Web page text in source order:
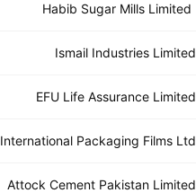
Habib Sugar Mills Limited
Ismail Industries Limited
EFU Life Assurance Limited
International Packaging Films Ltd.
Attock Cement Pakistan Limited